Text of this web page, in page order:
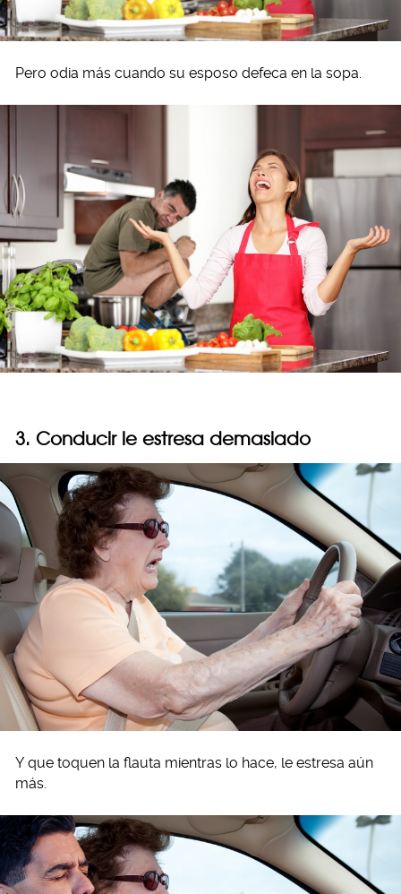
Pero odia más cuando su esposo defeca en la sopa.
3. Conducir le estresa demasiado
Y que toquen la flauta mientras lo hace, le estresa aún
más.